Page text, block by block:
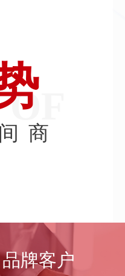
商
年服务3000家品
客户
品牌客户